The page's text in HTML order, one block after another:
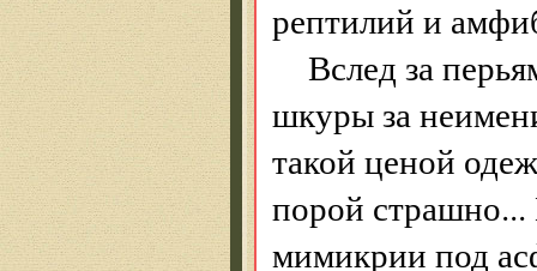
рептилий и
Вслед за
шкуры за
такой ценой
порой
мимикрии под